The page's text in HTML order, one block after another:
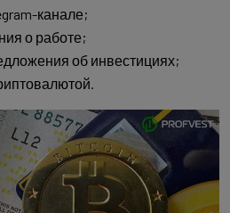
канале;
о работе;
об инвестициях;